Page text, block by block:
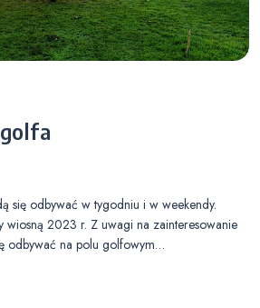
się odbywać w tygodniu i w weekendy.
wiosną 2023 r. Z uwagi na zainteresowanie
odbywać na polu golfowym…